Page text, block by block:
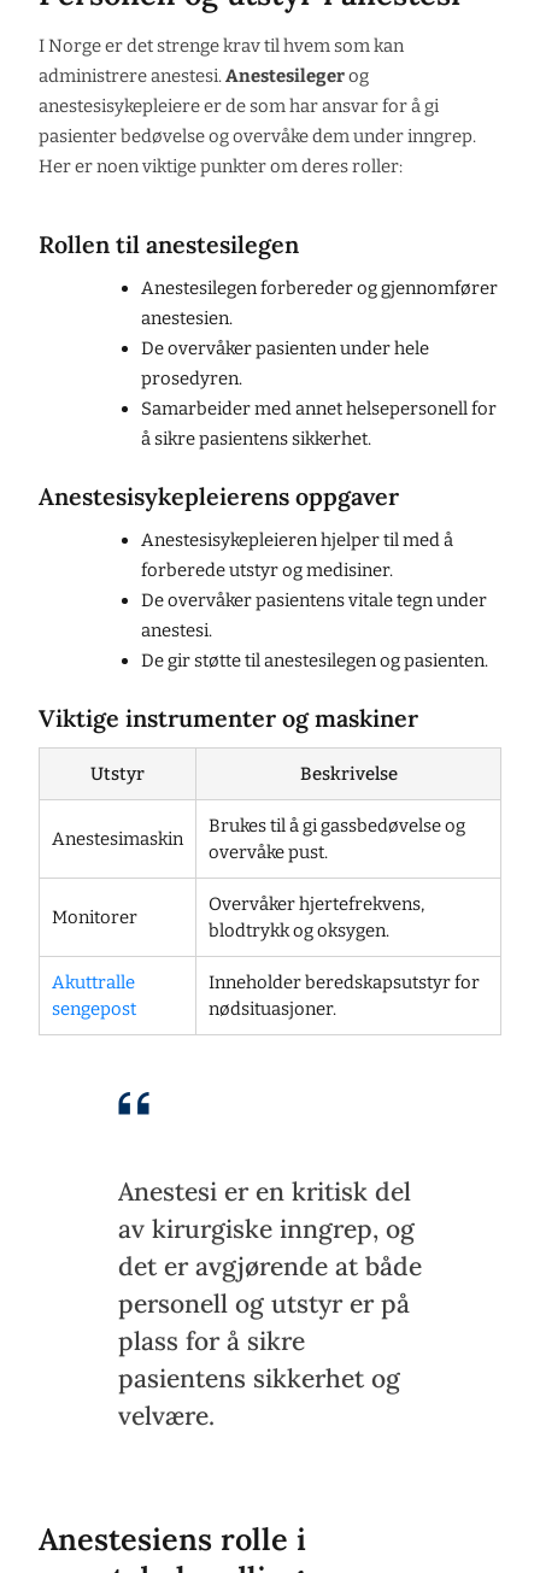
I Norge er det strenge krav til hvem som kan
administrere anestesi.Anestesilegerog
anestesisykepleiere er de som har ansvar for å gi
pasienter bedøvelse og overvåke dem under inngrep.
Her er noen viktige punkter om deres roller:
Rollen til anestesilegen
Anestesilegen forbereder og gjennomfører
anestesien.
De overvåker pasienten under hele
prosedyren.
Samarbeider med annet helsepersonell for
å sikre pasientens sikkerhet.
Anestesisykepleierens oppgaver
Anestesisykepleieren hjelper til med å
forberede utstyr og medisiner.
De overvåker pasientens vitale tegn under
anestesi.
De gir støtte til anestesilegen og pasienten.
Viktige instrumenter og maskiner
Utstyr Beskrivelse
Anestesimaskin
Brukes til å gi gassbedøvelse og
overvåke pust.
Monitorer
Overvåker hjertefrekvens,
blodtrykk og oksygen.
Akuttralle
sengepost
Inneholder beredskapsutstyr for
nødsituasjoner.
Anestesi er en kritisk del
av kirurgiske inngrep, og
det er avgjørende at både
personell og utstyr er på
plass for å sikre
pasientens sikkerhet og
velvære.
Anestesiens rolle i